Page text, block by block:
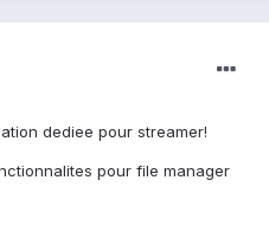
dediee pour streamer!
pour file manager